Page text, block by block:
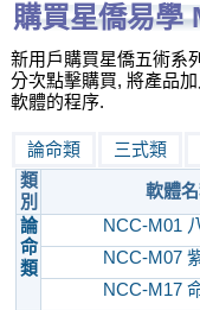
購買星僑易學
新用戶購買星僑五術系
分次點擊購買, 將產品
軟體的程序.
論命類 三式類
類
別
軟體
論
命
類
NCC-M01
NCC-M07
NCC-M17